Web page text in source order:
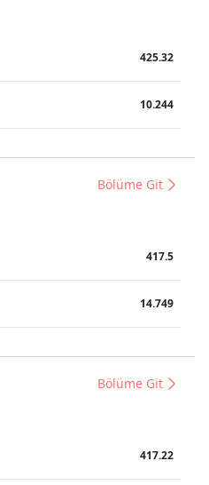
425.32
10.244
Bölüme Git
417.5
14.749
Bölüme Git
417.22